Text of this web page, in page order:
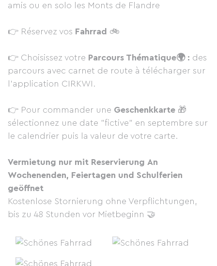
amis ou en solo les Monts de Flandre
👉 Réservez vos Fahrrad 🚲
👉 Choisissez votre Parcours Thématique🌍 : des
parcours avec carnet de route à télécharger sur
l'application CIRKWI.
👉 Pour commander une Geschenkkarte 🎁
sélectionnez une date "fictive" en septembre sur
le calendrier puis la valeur de votre carte.
Vermietung nur mit Reservierung An
Wochenenden, Feiertagen und Schulferien
geöffnet
Kostenlose Stornierung ohne Verpflichtungen,
bis zu 48 Stunden vor Mietbeginn 🤝